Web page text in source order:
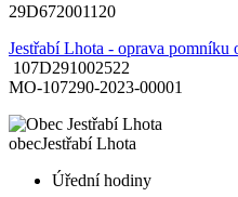
29D672001120
Jestřabí Lhota - oprava pomníku
107D291002522
MO-107290-2023-00001
obecJestřabí Lhota
Úřední hodiny